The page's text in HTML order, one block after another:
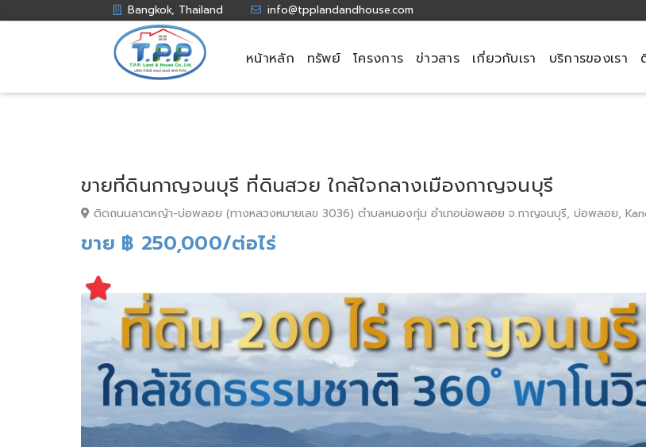
Bangkok, Thailand info@tpplandandhouse.com
หน้าหลัก ทรัพย์ โครงการ ข่าวสาร เกี่ยวกับเรา บริการของเรา
ขายที่ดินกาญจนบุรี ที่ดินสวย ใกล้ใจกลางเมืองกาญจนบุรี
ติดถนนลาดหญ้า-บ่อพลอย (ทางหลวงหมายเลข 3036) ตำบลหนองกุ่ม อำเภอบ่อพลอย จ.กาญจนบุรี, บ่อพลอย,
ขาย ฿ 250,000/ต่อไร่